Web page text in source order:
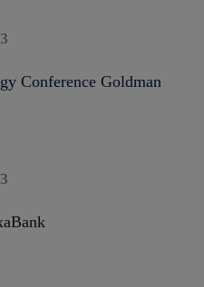
Conference Goldman